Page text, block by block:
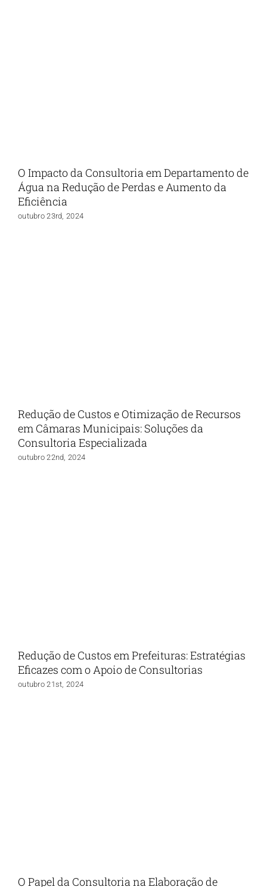
O Impacto da Consultoria em Departamento de
Água na Redução de Perdas e Aumento da
Eficiência
outubro 23rd, 2024
Redução de Custos e Otimização de Recursos
em Câmaras Municipais: Soluções da
Consultoria Especializada
outubro 22nd, 2024
Redução de Custos em Prefeituras: Estratégias
Eficazes com o Apoio de Consultorias
outubro 21st, 2024
O Papel da Consultoria na Elaboração de